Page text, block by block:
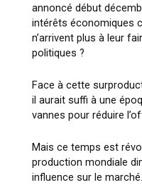
annoncé début
intérêts économiques
n’arrivent plus à leur
politiques ?
Face à cette
il aurait suffi à une
vannes pour réduire
Mais ce temps est
production mondiale
influence sur le